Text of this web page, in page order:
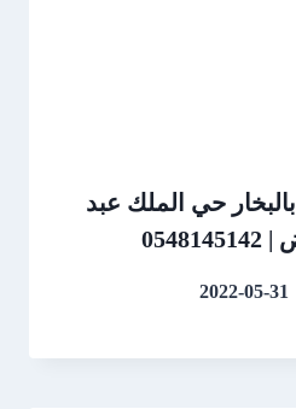
حي الملك عبد
2022-05-31